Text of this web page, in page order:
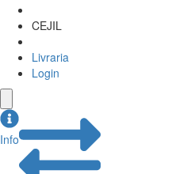
CEJIL
Livraria
Login
Info